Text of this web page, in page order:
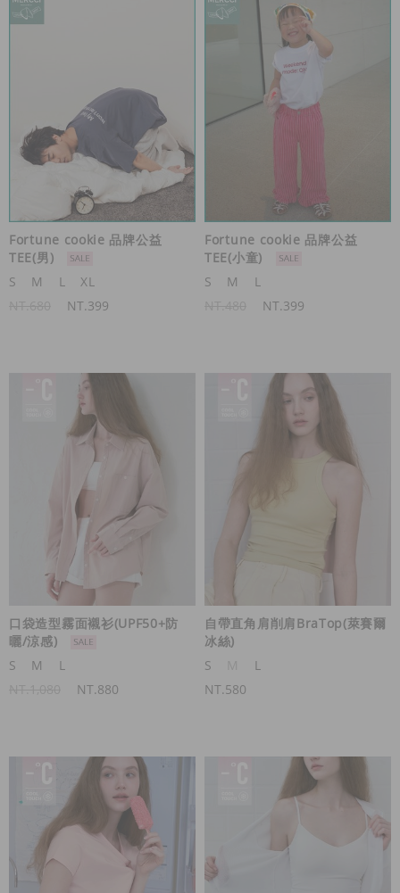
Fortune cookie 品牌公益
TEE(男)
S
M L
XL
NT.399
Fortune cookie 品牌公益
TEE(小童)
S
M
L
NT.399
口袋造型霧面襯衫(UPF50+防
曬/涼感)
S
M
L
NT.880
自帶直角肩削肩BraTop(萊賽爾
冰絲)
S
L
NT.580